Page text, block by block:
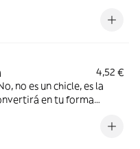
4,52 €
no es un chicle, es la
en tu forma